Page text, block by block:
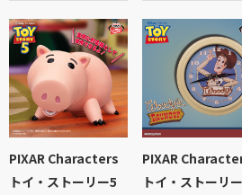
PIXAR Characters
トイ・ストーリー5
PIXAR
トイ・ストーリ